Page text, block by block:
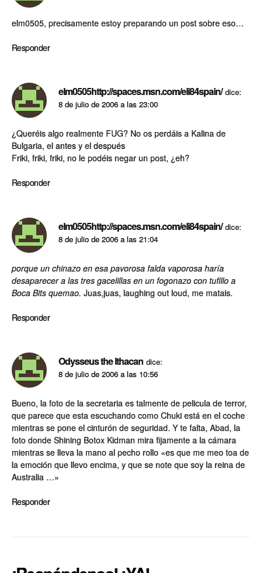
elm0505, precisamente estoy preparando un post sobre eso…
Responder
elm0505http://spaces.msn.com/eli84spain/ dice:
8 de julio de 2006 a las 23:00
¿Queréis algo realmente FUG? No os perdáis a Kalina de
Bulgaria, el antes y el después
Friki, friki, friki, no le podéis negar un post, ¿eh?
Responder
elm0505http://spaces.msn.com/eli84spain/ dice:
8 de julio de 2006 a las 21:04
porque un chinazo en esa pavorosa falda vaporosa haría
desaparecer a las tres gacelillas en un fogonazo con tufillo a
Boca Bits quemao. Juas,juas, laughing out loud, me matais.
Responder
Odysseus the Ithacan dice:
8 de julio de 2006 a las 10:56
Bueno, la foto de la secretaria es talmente de pelicula de terror,
que parece que esta escuchando como Chuki está en el coche
mientras se pone el cinturón de seguridad. Y te falta, Abad, la
foto donde Shining Botox Kidman mira fijamente a la cámara
mientras se lleva la mano al pecho rollo «es que me meo toa de
la emoción que llevo encima, y que se note que soy la reina de
Australia …»
Responder